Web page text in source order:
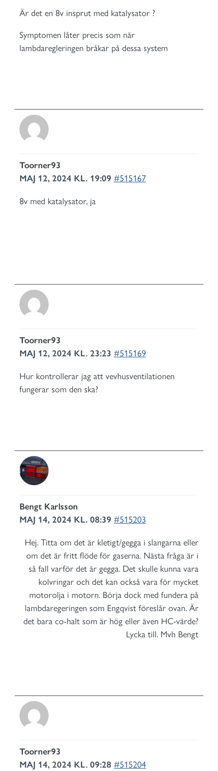
Är det en 8v insprut med katalysator ?
Symptomen låter precis som när
lambdaregleringen bråkar på dessa system
Toorner93
MAJ 12, 2024 KL. 19:09 #515167
8v med katalysator, ja
Toorner93
MAJ 12, 2024 KL. 23:23 #515169
Hur kontrollerar jag att vevhusventilationen
fungerar som den ska?
Bengt Karlsson
MAJ 14, 2024 KL. 08:39 #515203
Hej. Titta om det är kletigt/gegga i slangarna eller
om det är fritt flöde för gaserna. Nästa fråga är i
så fall varför det är gegga. Det skulle kunna vara
kolvringar och det kan också vara för mycket
motorolja i motorn. Börja dock med fundera på
lambdaregeringen som Engqvist föreslår ovan. Är
det bara co-halt som är hög eller även HC-värde?
Lycka till. Mvh Bengt
Toorner93
MAJ 14, 2024 KL. 09:28 #515204